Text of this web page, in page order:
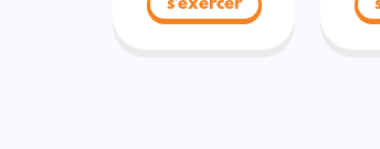
s'exercer